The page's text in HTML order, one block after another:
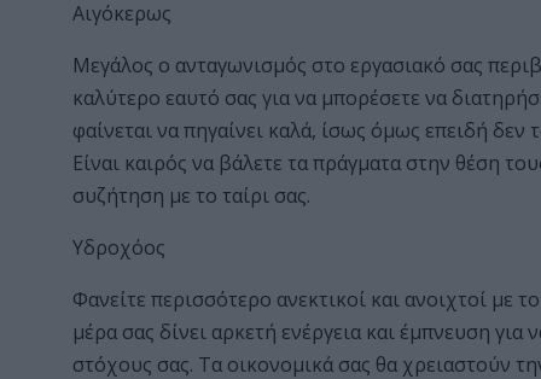
Αιγόκερως
Μεγάλος ο ανταγωνισμός στο εργασιακό σας
καλύτερο εαυτό σας για να μπορέσετε να
φαίνεται να πηγαίνει καλά, ίσως όμως επειδή δεν
Είναι καιρός να βάλετε τα πράγματα στην θέση
συζήτηση με το ταίρι σας.
Υδροχόος
Φανείτε περισσότερο ανεκτικοί και ανοιχτοί
μέρα σας δίνει αρκετή ενέργεια και έμπνευση
στόχους σας. Τα οικονομικά σας θα χρειαστούν